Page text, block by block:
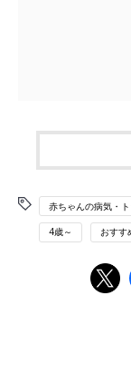
赤ちゃんの病気・
4歳～ おすす